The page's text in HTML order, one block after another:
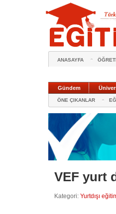
ANASAYFA
Gündem
ÖNE ÇIKANLAR
VEF yurt
Kategori: Yurtdışı